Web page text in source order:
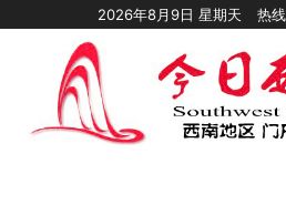
2026年8月9日 星期天 热